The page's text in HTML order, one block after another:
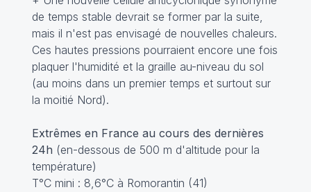
de temps stable devrait se former par la suite,
mais il n'est pas envisagé de nouvelles chaleurs.
Ces hautes pressions pourraient encore une fois
plaquer l'humidité et la graille au-niveau du sol
(au moins dans un premier temps et surtout sur
la moitié Nord).
Extrêmes en France au cours des dernières
24h (en-dessous de 500 m d'altitude pour la
température)
T°C mini : 8,6°C à Romorantin (41)